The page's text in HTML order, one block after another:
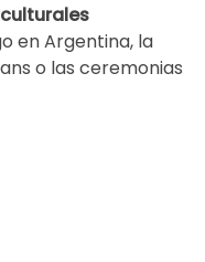
en Argentina, la
o las ceremonias